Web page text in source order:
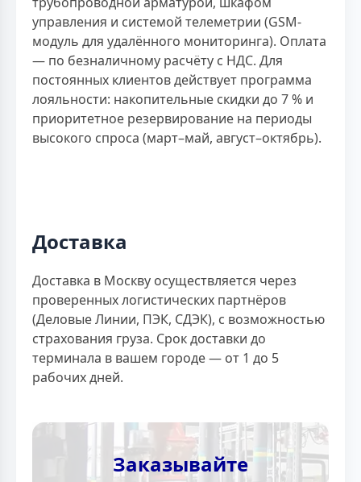
управления и системой телеметрии (GSM-
модуль для удалённого мониторинга). Оплата
— по безналичному расчёту с НДС. Для
постоянных клиентов действует программа
лояльности: накопительные скидки до 7 % и
приоритетное резервирование на периоды
высокого спроса (март–май, август–октябрь).
Доставка
Доставка в Москву осуществляется через
проверенных логистических партнёров
(Деловые Линии, ПЭК, СДЭК), с возможностью
страхования груза. Срок доставки до
терминала в вашем городе — от 1 до 5
рабочих дней.
Заказывайте